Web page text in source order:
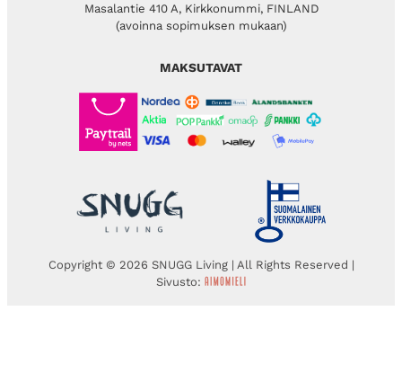
Masalantie 410 A, Kirkkonummi, FINLAND
(avoinna sopimuksen mukaan)
MAKSUTAVAT
Copyright © 2026 SNUGG Living | All Rights Reserved |
Sivusto: